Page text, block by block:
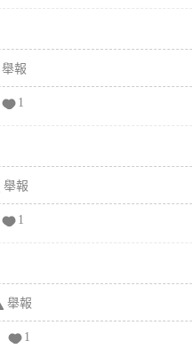
舉報
1
舉報
1
舉報
1